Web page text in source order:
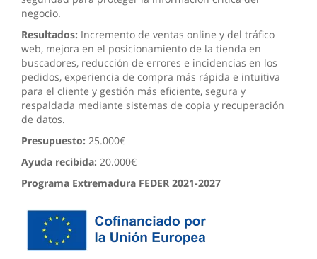
negocio.
Resultados: Incremento de ventas online y del tráfico
web, mejora en el posicionamiento de la tienda en
buscadores, reducción de errores e incidencias en los
pedidos, experiencia de compra más rápida e intuitiva
para el cliente y gestión más eficiente, segura y
respaldada mediante sistemas de copia y recuperación
de datos.
Presupuesto: 25.000€
Ayuda recibida: 20.000€
Programa Extremadura FEDER 2021-2027